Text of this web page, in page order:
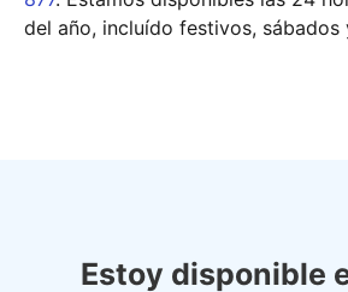
del año, incluído festivos, sábados
Estoy disponible